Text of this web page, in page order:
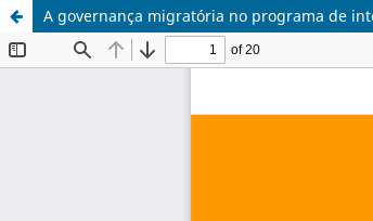
A governança migratória no programa de